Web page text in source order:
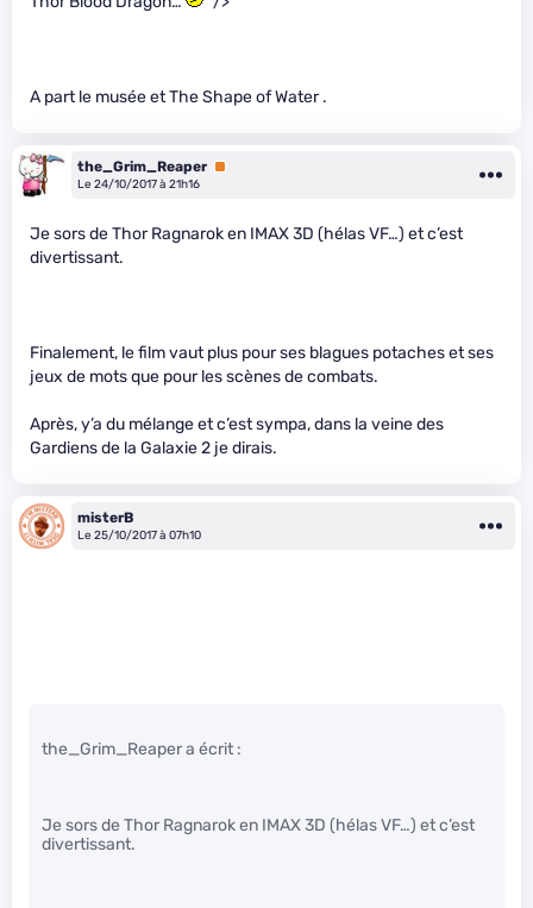
A part le musée et The Shape of Water .
the_Grim_Reaper Premium
Le 24/10/2017 à 21h16
Je sors de Thor Ragnarok en IMAX 3D (hélas VF…) et c’est
divertissant.
Finalement, le film vaut plus pour ses blagues potaches et ses
jeux de mots que pour les scènes de combats.
Après, y’a du mélange et c’est sympa, dans la veine des
Gardiens de la Galaxie 2 je dirais.
misterB
Le 25/10/2017 à 07h10
the_Grim_Reaper a écrit :
Je sors de Thor Ragnarok en IMAX 3D (hélas VF…) et c’est
divertissant.